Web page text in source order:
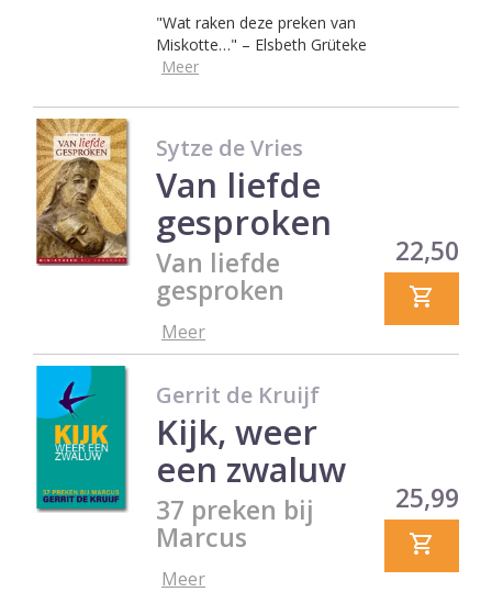
"Wat raken deze preken van
Miskotte…" – Elsbeth Grüteke
Meer
Sytze de Vries
Van liefde
gesproken
Van liefde
gesproken
Meer
Prijs
22,50
Gerrit de Kruijf
Kijk, weer
een zwaluw
37 preken bij
Marcus
Meer
Prijs
25,99